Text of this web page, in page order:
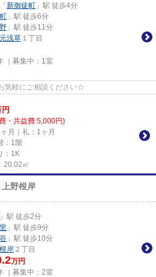
「新御徒町 」駅 徒歩4分
」駅 徒歩6分
」駅 徒歩11分
元浅草 １丁目
｜募集中： 1室
気軽にご相談ください☆
円
・共益費 5,000円)
月｜礼：1ヶ月
：1階
：1K
20.02㎡
野根岸
」駅 徒歩2分
」駅 徒歩9分
」駅 徒歩10分
根岸 ２丁目
万円
｜募集中： 2室